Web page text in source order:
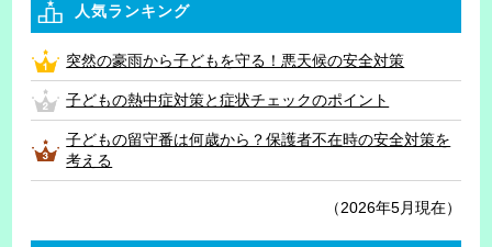
人気ランキング
突然の豪雨から子どもを守る！悪天候の安全対策
子どもの熱中症対策と症状チェックのポイント
子どもの留守番は何歳から？保護者不在時の安全対策を
考える
（2026年5月現在）